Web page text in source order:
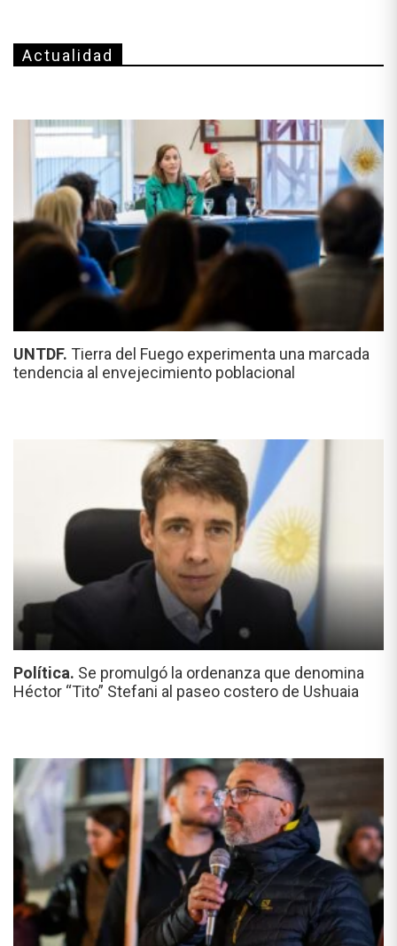
Actualidad
UNTDF. Tierra del Fuego experimenta una marcada
tendencia al envejecimiento poblacional
Política. Se promulgó la ordenanza que denomina
Héctor “Tito” Stefani al paseo costero de Ushuaia